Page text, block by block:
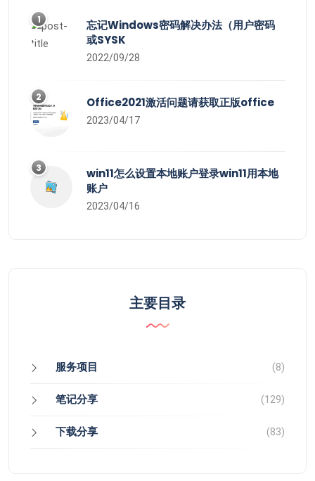
1
忘记Windows密码解决办法（用户密码
或SYSK
2022/09/28
2 Office2021激活问题请获取正版office
2023/04/17
3
win11怎么设置本地账户登录win11用本地
账户
2023/04/16
主要目录
服务项目 (8)
笔记分享 (129)
下载分享 (83)